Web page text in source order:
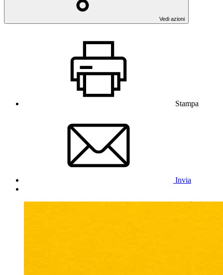
Vedi azioni
Stampa
Invia